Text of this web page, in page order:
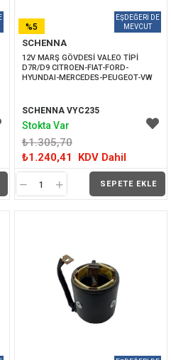
SCHENNA
12V MARŞ GÖVDESİ VALEO TİPİ
D7R/D9 CITROEN-FIAT-FORD-
HYUNDAI-MERCEDES-PEUGEOT-VW
SCHENNA VYC235
₺1.305,70
₺1.240,41
KDV Dahil
SEPETE EKLE
%5
İNDIRIM
Stokta Var